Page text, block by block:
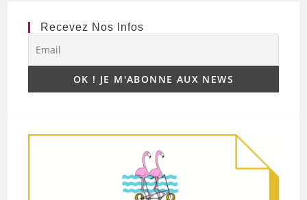
Recevez Nos Infos